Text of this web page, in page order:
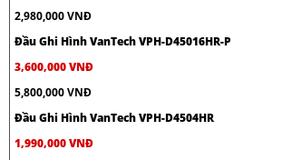
2,980,000 VNĐ
Đầu Ghi Hình VanTech VPH-D45016HR-P
3,600,000 VNĐ
5,800,000 VNĐ
Đầu Ghi Hình VanTech VPH-D4504HR
1,990,000 VNĐ